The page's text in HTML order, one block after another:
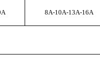
8A-10A-13A-16A